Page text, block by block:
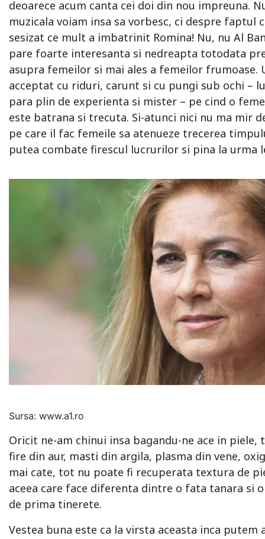
deoarece acum canta cei doi din nou impreuna.
muzicala voiam insa sa vorbesc, ci despre faptul
sesizat ce mult a imbatrinit Romina! Nu, nu Al
pare foarte interesanta si nedreapta totodata
asupra femeilor si mai ales a femeilor frumoase.
acceptat cu riduri, carunt si cu pungi sub ochi –
para plin de experienta si mister – pe cind o
este batrana si trecuta. Si-atunci nici nu ma mir
pe care il fac femeile sa atenueze trecerea
putea combate firescul lucrurilor si pina la urma
Sursa: www.a1.ro
Oricit ne-am chinui insa bagandu-ne ace in piele,
fire din aur, masti din argila, plasma din vene,
mai cate, tot nu poate fi recuperata textura de
aceea care face diferenta dintre o fata tanara si
de prima tinerete.
Vestea buna este ca la virsta aceasta inca putem